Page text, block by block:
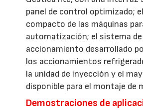
panel de control optimizado;
compacto de las máquinas
automatización; el sistema de
accionamiento desarrollado
los accionamientos
la unidad de inyección y el
disponible para el montaje de
Demostraciones de